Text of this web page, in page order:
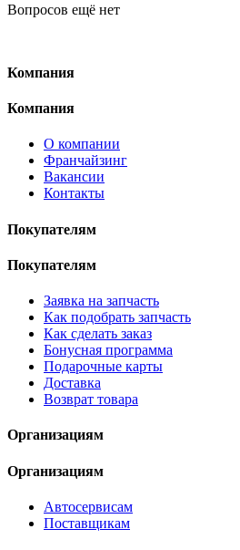
Вопросов ещё нет
Компания
Компания
О компании
Франчайзинг
Вакансии
Контакты
Покупателям
Покупателям
Заявка на запчасть
Как подобрать запчасть
Как сделать заказ
Бонусная программа
Подарочные карты
Доставка
Возврат товара
Организациям
Организациям
Автосервисам
Поставщикам